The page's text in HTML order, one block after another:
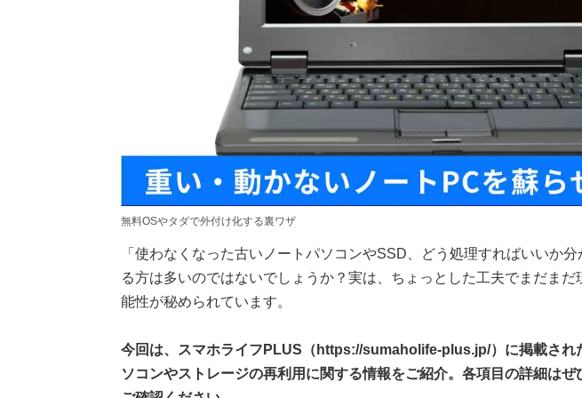
無料OSやタダで外付け化する裏ワザ
「使わなくなった古いノートパソコンやSSD、どう処理すればいいか
る方は多いのではないでしょうか？実は、ちょっとした工夫でまだまだ
能性が秘められています。
今回は、スマホライフPLUS（https://sumaholife-plus.jp/）に掲載され
ソコンやストレージの再利用に関する情報をご紹介。各項目の詳細は